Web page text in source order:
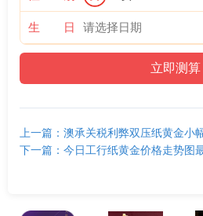
生 日
上一篇：澳承关税利弊双压纸黄金小
下一篇：今日工行纸黄金价格走势图